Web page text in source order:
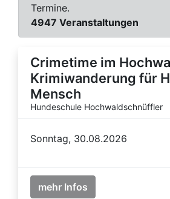
Termine.
4947 Veranstaltungen
Crimetime im
Krimiwanderung für
Mensch
Hundeschule Hochwaldschnüffler
Sonntag, 30.08.2026
mehr Infos